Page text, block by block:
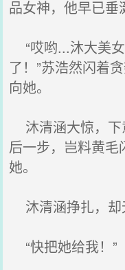
品女神，他早已垂
“哎哟...沐大美
了！”苏浩然闪着
向她。
沐清涵大惊，下
后一步，岂料黄毛
她。
沐清涵挣扎，却
“快把她给我！”